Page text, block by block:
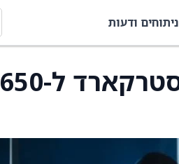
ניתוחים ודעות
UBS מורידה את מחיר היעד של מאסטרקארד ל-650